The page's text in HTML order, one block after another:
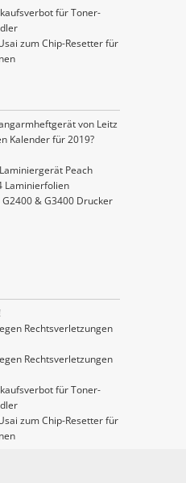
für Toner-
zum Chip-Resetter für
von Leitz
Kalender für 2019?
Peach
Laminierfolien
& G3400 Drucker
Rechtsverletzungen
Rechtsverletzungen
für Toner-
zum Chip-Resetter für